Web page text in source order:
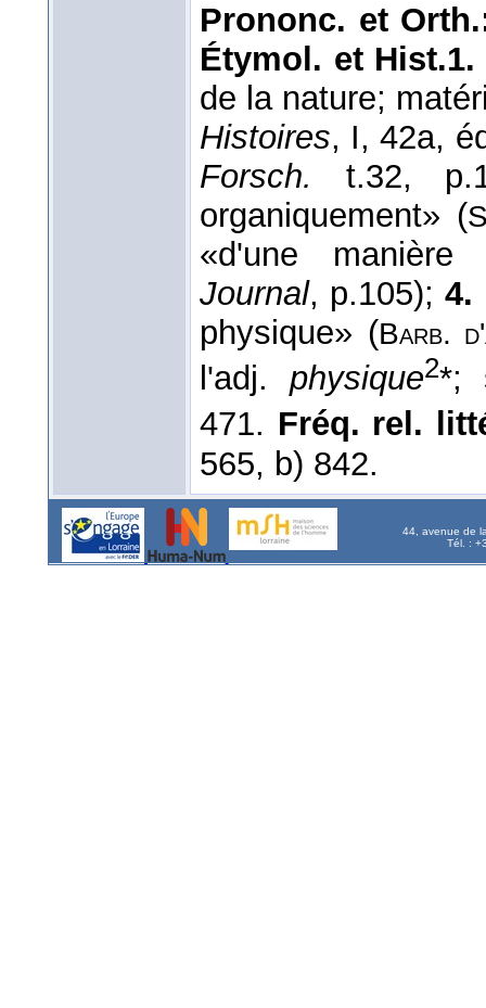
Prononc. et
Étymol. et Hist.1.
de la nature;
Histoires, I, 42a,
Forsch.
t.32,
organiquement» (
«d'une manière
Journal, p.105);4.
physique» (Barb.
l'adj.physique2*;
471. Fréq. rel.
565, b) 842.
44, avenue de
Tél. :